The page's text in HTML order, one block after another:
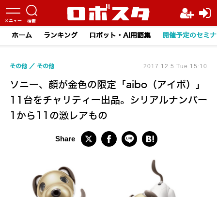
ホーム ランキング ロボット・AI用語集 開催予定のセミ
ソニー、顔が金色の限定「aibo（アイボ）」
11台をチャリティー出品。シリアルナンバー
1から11の激レアもの
その他 その他 2017.12.5 Tue 15:10